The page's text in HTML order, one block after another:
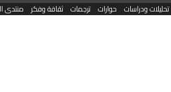
تحليلات ودراسات حوارات ترجمات ثقافة وفكر منتدى